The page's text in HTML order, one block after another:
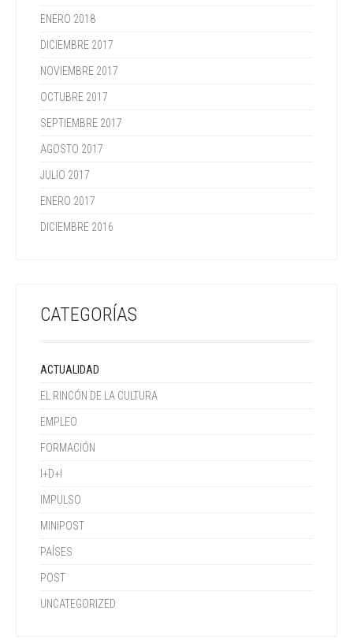
ENERO 2018
DICIEMBRE 2017
NOVIEMBRE 2017
OCTUBRE 2017
SEPTIEMBRE 2017
AGOSTO 2017
JULIO 2017
ENERO 2017
DICIEMBRE 2016
CATEGORÍAS
ACTUALIDAD
EL RINCÓN DE LA CULTURA
EMPLEO
FORMACIÓN
I+D+I
IMPULSO
MINIPOST
PAÍSES
POST
UNCATEGORIZED